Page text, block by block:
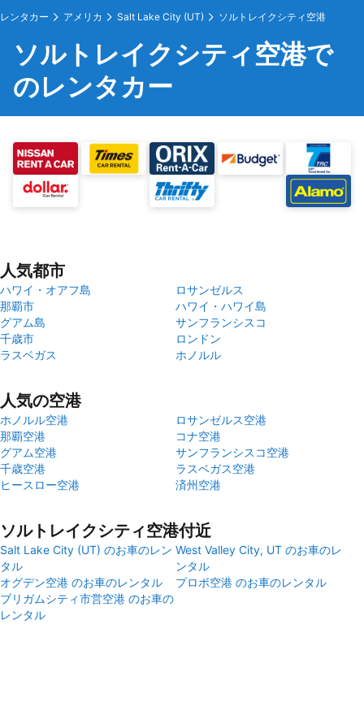
レンタカー アメリカ Salt Lake City (UT) ソルトレイクシティ空港
ソルトレイクシティ空港で
のレンタカー
人気都市
ハワイ・オアフ島
ロサンゼルス
那覇市
ハワイ・ハワイ島
グアム島
サンフランシスコ
千歳市
ロンドン
ラスベガス
ホノルル
人気の空港
ホノルル空港
ロサンゼルス空港
那覇空港
コナ空港
グアム空港
サンフランシスコ空港
千歳空港
ラスベガス空港
ヒースロー空港
済州空港
ソルトレイクシティ空港付近
Salt Lake City (UT) のお車のレン
タル
West Valley City, UT のお車のレ
ンタル
オグデン空港 のお車のレンタル
プロボ空港 のお車のレンタル
ブリガムシティ市営空港 のお車の
レンタル